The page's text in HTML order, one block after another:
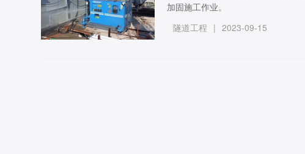
加固施工作业。
隧道工程 | 2023-09-15